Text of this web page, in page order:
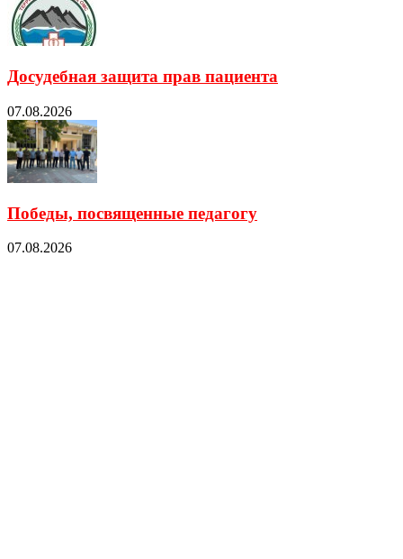
Досудебная защита прав пациента
07.08.2026
Победы, посвященные педагогу
07.08.2026